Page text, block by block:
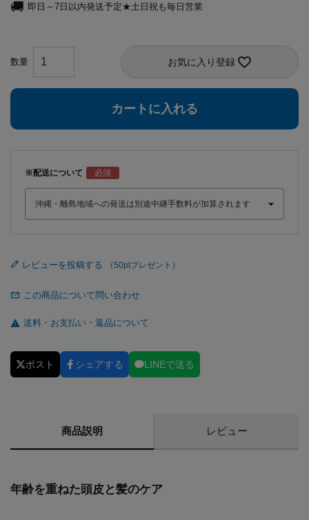
即日～7日以内発送予定★土日祝も毎日営業
お気に入り登録
カートに入れる
※配送について
レビューを投稿する
この商品について問い合わせ
送料・お支払い・返品について
ポスト シェアする LINEで送る
商品説明 レビュー
年齢を重ねた頭皮と髪のケア